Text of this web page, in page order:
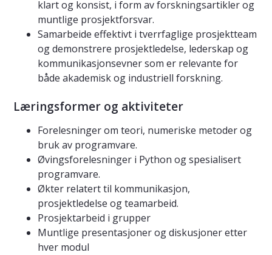
klart og konsist, i form av forskningsartikler og
muntlige prosjektforsvar.
Samarbeide effektivt i tverrfaglige prosjektteam
og demonstrere prosjektledelse, lederskap og
kommunikasjonsevner som er relevante for
både akademisk og industriell forskning.
Læringsformer og aktiviteter
Forelesninger om teori, numeriske metoder og
bruk av programvare.
Øvingsforelesninger i Python og spesialisert
programvare.
Økter relatert til kommunikasjon,
prosjektledelse og teamarbeid.
Prosjektarbeid i grupper
Muntlige presentasjoner og diskusjoner etter
hver modul